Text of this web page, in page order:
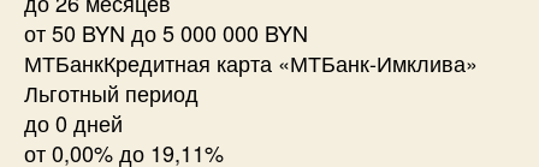
от 50 BYN до 5 000 000 BYN
МТБанкКредитная карта «МТБанк-Имклива»
Льготный период
до 0 дней
от 0,00% до 19,11%